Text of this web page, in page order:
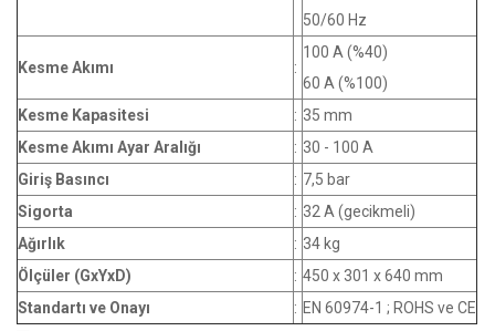
50/60 Hz
Kesme Akımı :
100 A (%40)
60 A (%100)
Kesme Kapasitesi
: 35 mm
Kesme Akımı Ayar Aralığı
: 30 - 100 A
Giriş Basıncı
: 7,5 bar
Sigorta
: 32 A (gecikmeli)
Ağırlık
: 34 kg
Ölçüler (GxYxD)
: 450 x 301 x 640 mm
Standartı ve Onayı
: EN 60974-1 ; ROHS ve CE